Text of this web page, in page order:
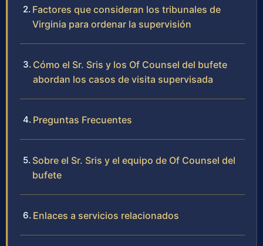
Factores que consideran los tribunales de
Virginia para ordenar la supervisión
Cómo el Sr. Sris y los Of Counsel del bufete
abordan los casos de visita supervisada
Preguntas Frecuentes
Sobre el Sr. Sris y el equipo de Of Counsel del
bufete
Enlaces a servicios relacionados